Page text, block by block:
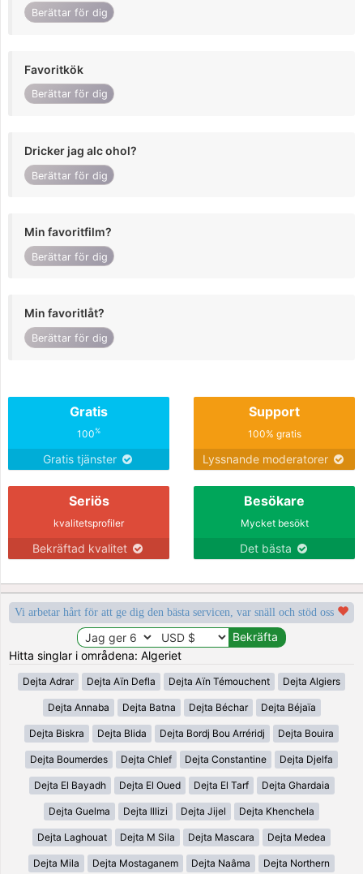
Berättar för dig
Favoritkök
Berättar för dig
Dricker jag alc ohol?
Berättar för dig
Min favoritfilm?
Berättar för dig
Min favoritlåt?
Berättar för dig
Gratis
100%
Gratis tjänster
Support
100% gratis
Lyssnande moderatorer
Seriös
kvalitetsprofiler
Bekräftad kvalitet
Besökare
Mycket besökt
Det bästa
Vi arbetar hårt för att ge dig den bästa servicen, var snäll och stöd oss
Hitta singlar i områdena: Algeriet
Dejta Adrar Dejta Aïn Defla Dejta Aïn Témouchent Dejta Algiers
Dejta Annaba Dejta Batna Dejta Béchar Dejta Béjaïa
Dejta Biskra Dejta Blida Dejta Bordj Bou Arréridj Dejta Bouira
Dejta Boumerdes Dejta Chlef Dejta Constantine Dejta Djelfa
Dejta El Bayadh Dejta El Oued Dejta El Tarf Dejta Ghardaia
Dejta Guelma Dejta Illizi Dejta Jijel Dejta Khenchela
Dejta Laghouat Dejta M Sila Dejta Mascara Dejta Medea
Dejta Mila Dejta Mostaganem Dejta Naâma Dejta Northern